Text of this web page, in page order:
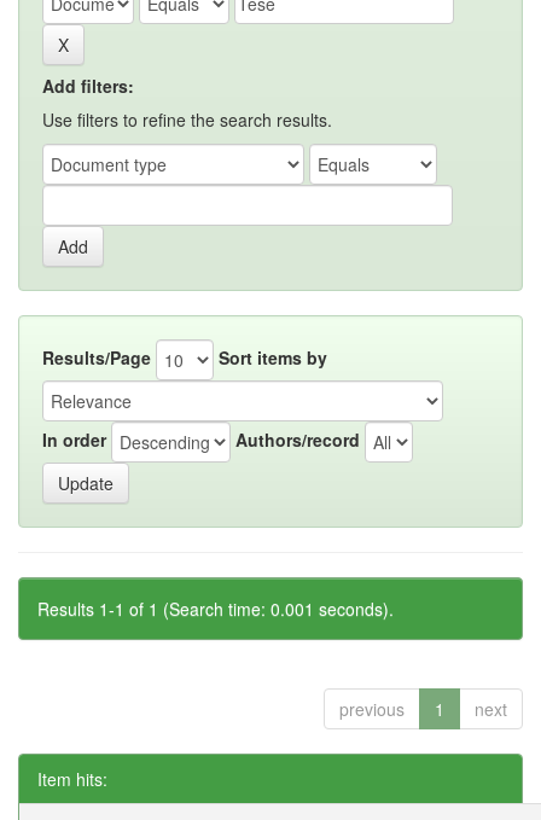
Add filters:
Use filters to refine the search results.
Results/Page Sort items by
In order Authors/record
Results 1-1 of 1 (Search time: 0.001 seconds).
previous 1 next
Item hits: